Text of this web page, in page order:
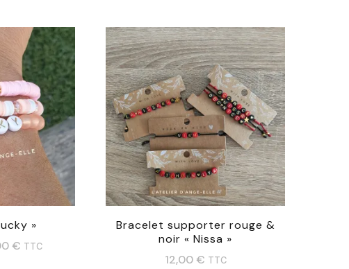
»
€ TTC
Bracelet supporter rouge &
noir « Nissa »
12,00 € TTC